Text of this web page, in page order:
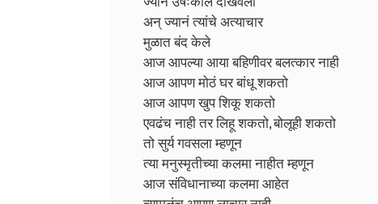
अन् ज्यानं त्यांचे अत्याचार
मुळात बंद केले
आज आपल्या आया बहिणीवर बलत्कार नाही
आज आपण मोठं घर बांधू शकतो
आज आपण खुप शिकू शकतो
एवढंच नाही तर लिहू शकतो, बोलूही शकतो
तो सुर्य गवसला म्हणून
त्या मनुस्मृतीच्या कलमा नाहीत म्हणून
आज संविधानाच्या कलमा आहेत